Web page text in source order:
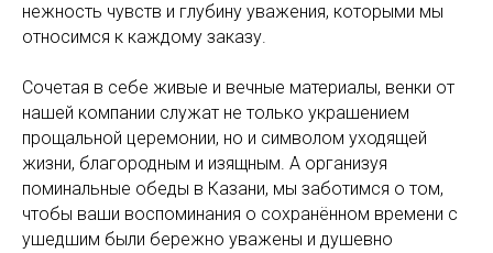
нежность чувств и глубину уважения, которыми мы
относимся к каждому заказу.
Сочетая в себе живые и вечные материалы, венки от
нашей компании служат не только украшением
прощальной церемонии, но и символом уходящей
жизни, благородным и изящным. А организуя
поминальные обеды в Казани, мы заботимся о том,
чтобы ваши воспоминания о сохранённом времени с
ушедшим были бережно уважены и душевно